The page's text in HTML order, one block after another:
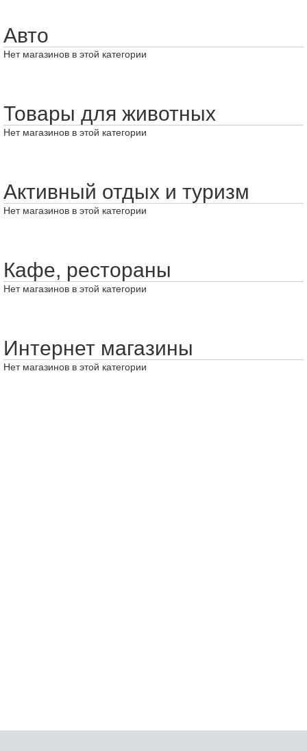
Авто
Нет магазинов в этой категории
Товары для животных
Нет магазинов в этой категории
Активный отдых и туризм
Нет магазинов в этой категории
Кафе, рестораны
Нет магазинов в этой категории
Интернет магазины
Нет магазинов в этой категории